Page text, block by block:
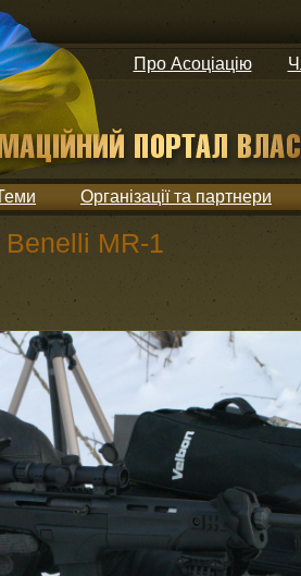
Про Асоціацію
Організації та партнери
Benelli MR-1